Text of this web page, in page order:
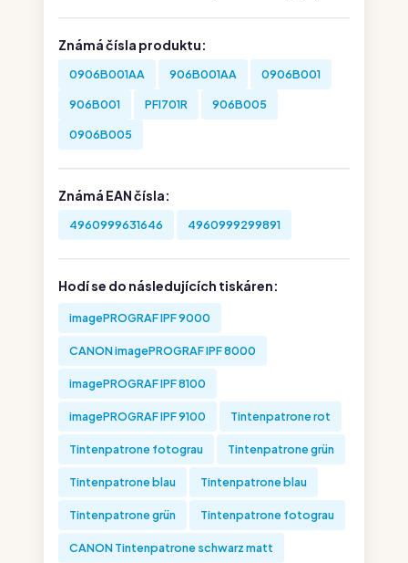
Známá čísla produktu:
0906B001AA 906B001AA 0906B001
906B001 PFI701R 906B005
0906B005
Známá EAN čísla:
4960999631646 4960999299891
Hodí se do následujících tiskáren:
imagePROGRAF IPF 9000
CANON imagePROGRAF IPF 8000
imagePROGRAF IPF 8100
imagePROGRAF IPF 9100 Tintenpatrone rot
Tintenpatrone fotograu Tintenpatrone grün
Tintenpatrone blau Tintenpatrone blau
Tintenpatrone grün Tintenpatrone fotograu
CANON Tintenpatrone schwarz matt